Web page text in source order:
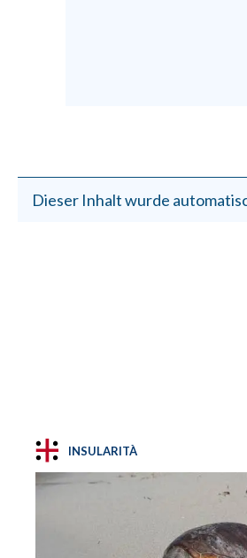
Dieser Inhalt wurde
INSULARITÀ